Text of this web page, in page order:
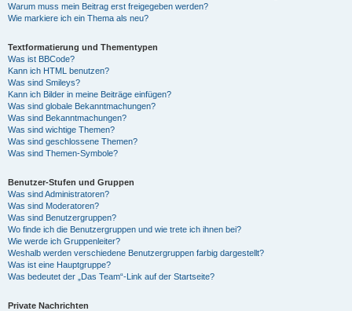
Warum muss mein Beitrag erst freigegeben werden?
Wie markiere ich ein Thema als neu?
Textformatierung und Thementypen
Was ist BBCode?
Kann ich HTML benutzen?
Was sind Smileys?
Kann ich Bilder in meine Beiträge einfügen?
Was sind globale Bekanntmachungen?
Was sind Bekanntmachungen?
Was sind wichtige Themen?
Was sind geschlossene Themen?
Was sind Themen-Symbole?
Benutzer-Stufen und Gruppen
Was sind Administratoren?
Was sind Moderatoren?
Was sind Benutzergruppen?
Wo finde ich die Benutzergruppen und wie trete ich ihnen bei?
Wie werde ich Gruppenleiter?
Weshalb werden verschiedene Benutzergruppen farbig dargestellt?
Was ist eine Hauptgruppe?
Was bedeutet der „Das Team“-Link auf der Startseite?
Private Nachrichten